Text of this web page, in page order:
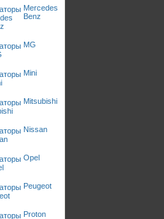
Mercedes
Benz
MG
Mini
Mitsubishi
Nissan
Opel
Peugeot
Proton